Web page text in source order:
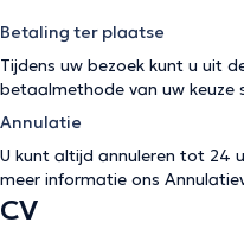
Betaling ter plaatse
Tijdens uw bezoek kunt u uit
betaalmethode van uw keuze
Annulatie
U kunt altijd annuleren tot 24
meer informatie ons
CV